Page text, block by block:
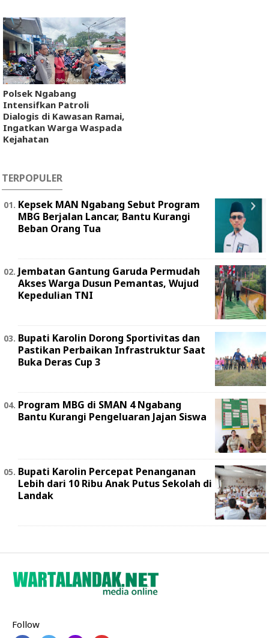
Polsek Ngabang
Intensifkan Patroli
Dialogis di Kawasan Ramai,
Ingatkan Warga Waspada
Kejahatan
TERPOPULER
Kepsek MAN Ngabang Sebut Program
MBG Berjalan Lancar, Bantu Kurangi
Beban Orang Tua
Jembatan Gantung Garuda Permudah
Akses Warga Dusun Pemantas, Wujud
Kepedulian TNI
Bupati Karolin Dorong Sportivitas dan
Pastikan Perbaikan Infrastruktur Saat
Buka Deras Cup 3
Program MBG di SMAN 4 Ngabang
Bantu Kurangi Pengeluaran Jajan Siswa
Bupati Karolin Percepat Penanganan
Lebih dari 10 Ribu Anak Putus Sekolah di
Landak
Follow